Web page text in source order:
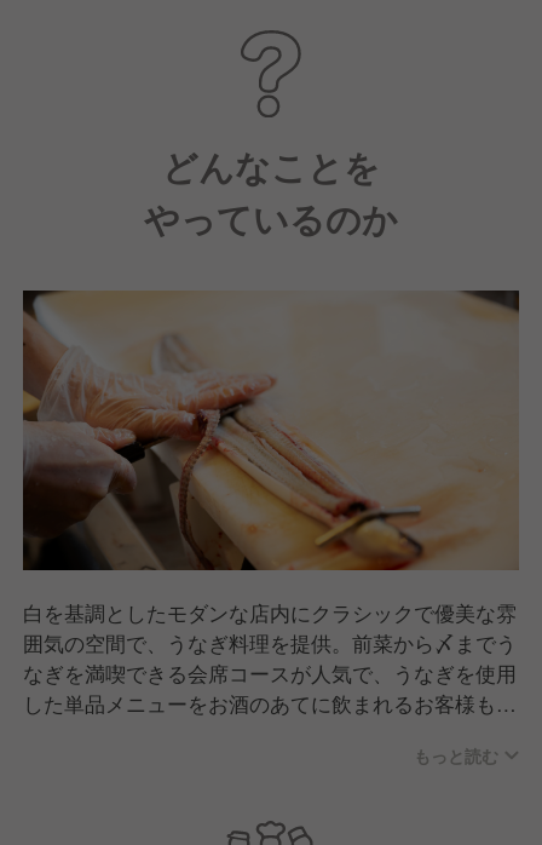
どんなことを
やっているのか
白を基調としたモダンな店内にクラシックで優美な雰
囲気の空間で、うなぎ料理を提供。前菜から〆までう
なぎを満喫できる会席コースが人気で、うなぎを使用
した単品メニューをお酒のあてに飲まれるお客様も多
もっと読む